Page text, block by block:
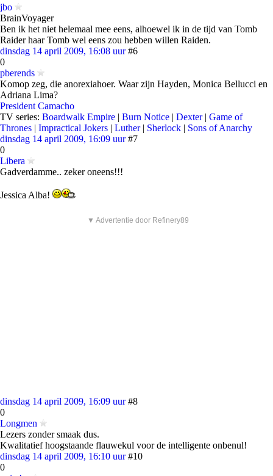
jbo
BrainVoyager
Ben ik het niet helemaal mee eens, alhoewel ik in de tijd van Tomb
Raider haar Tomb wel eens zou hebben willen Raiden.
dinsdag 14 april 2009, 16:08 uur #6
0
pberends
Komop zeg, die anorexiahoer. Waar zijn Hayden, Monica Bellucci en
Adriana Lima?
President Camacho
TV series: Boardwalk Empire | Burn Notice | Dexter| Game of
Thrones | Impractical Jokers | Luther| Sherlock | Sons of Anarchy
dinsdag 14 april 2009, 16:09 uur #7
0
Libera
Gadverdamme.. zeker oneens!!!
Jessica Alba!
▼ Advertentie door Refinery89
dinsdag 14 april 2009, 16:09 uur #8
0
Longmen
Lezers zonder smaak dus.
Kwalitatief hoogstaande flauwekul voor de intelligente onbenul!
dinsdag 14 april 2009, 16:10 uur #10
0